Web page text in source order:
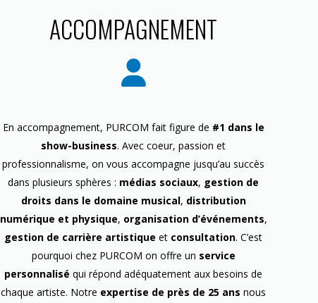
ACCOMPAGNEMENT
En accompagnement, PURCOM fait figure de #1 dans le
show-business. Avec coeur, passion et
professionnalisme, on vous accompagne jusqu’au succès
dans plusieurs sphères : médias sociaux, gestion de
droits dans le domaine musical, distribution
numérique et physique, organisation d’événements,
gestion de carrière artistique et consultation. C’est
pourquoi chez PURCOM on offre un service
personnalisé qui répond adéquatement aux besoins de
chaque artiste. Notre expertise de près de 25 ans nous